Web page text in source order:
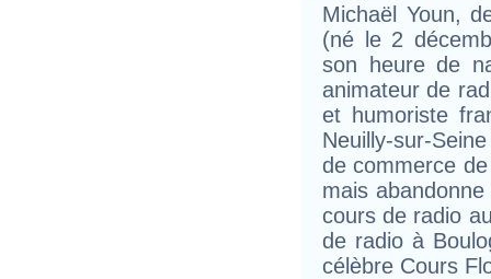
Michaël Youn,
(né le 2
son heure de
animateur de
et humoriste
Neuilly-sur-
de commerce
mais
cours de radio
de radio à
célèbre Cours